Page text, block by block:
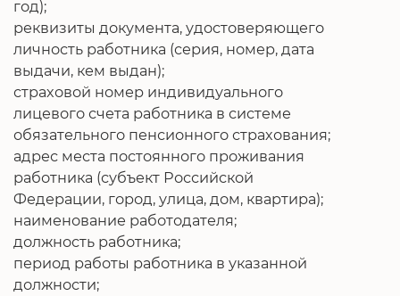
год);
реквизиты документа, удостоверяющего
личность работника (серия, номер, дата
выдачи, кем выдан);
страховой номер индивидуального
лицевого счета работника в системе
обязательного пенсионного страхования;
адрес места постоянного проживания
работника (субъект Российской
Федерации, город, улица, дом, квартира);
наименование работодателя;
должность работника;
период работы работника в указанной
должности;